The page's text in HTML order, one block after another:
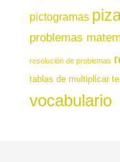
pictogramas
problemas
resolución de problemas
tablas de multiplicar
vocabulario